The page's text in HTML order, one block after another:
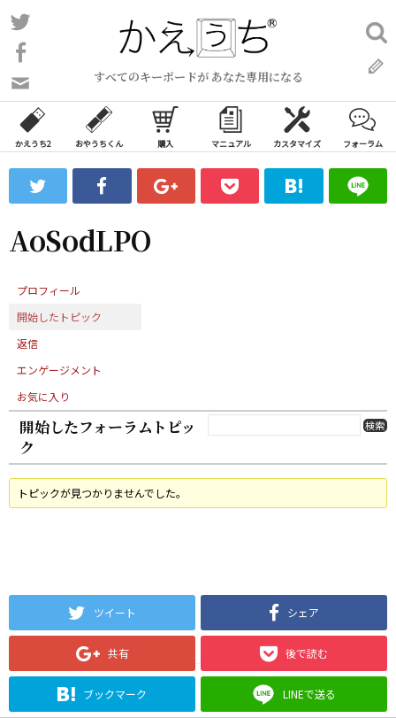
コ
ン
ン
ツ
ス
ッ
すべてのキーボードが あなた専用になる
い
合
わ
フ
ォ
ム
検
索:
かえうち2 おやうちくん 購入 マニュアル カスタマイズ フォーラム
AoSodLPO
プロフィール
開始したトピック
返信
エンゲージメント
お気に入り
開始したフォーラムトピッ
ク
トピックが見つかりませんでした。
ツイート シェア
共有 後で読む
ブックマーク LINEで送る